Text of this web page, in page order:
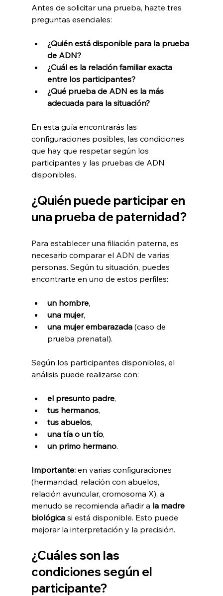
Antes de solicitar una prueba, hazte tres
preguntas esenciales:
¿Quién está disponible para la prueba
de ADN?
¿Cuál es la relación familiar exacta
entre los participantes?
¿Qué prueba de ADN es la más
adecuada para la situación?
En esta guía encontrarás las
configuraciones posibles, las condiciones
que hay que respetar según los
participantes y las pruebas de ADN
disponibles.
¿Quién puede participar en
una prueba de paternidad?
Para establecer una filiación paterna, es
necesario comparar el ADN de varias
personas. Según tu situación, puedes
encontrarte en uno de estos perfiles:
un hombre,
una mujer,
una mujer embarazada (caso de
prueba prenatal).
Según los participantes disponibles, el
análisis puede realizarse con:
el presunto padre,
tus hermanos,
tus abuelos,
una tía o un tío,
un primo hermano.
Importante: en varias configuraciones
(hermandad, relación con abuelos,
relación avuncular, cromosoma X), a
menudo se recomienda añadir a la madre
biológica si está disponible. Esto puede
mejorar la interpretación y la precisión.
¿Cuáles son las
condiciones según el
participante?